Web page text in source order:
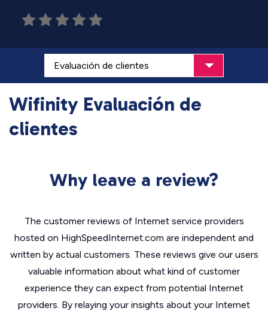
Wifinity Evaluación de
clientes
Why leave a review?
The customer reviews of Internet service providers
hosted on HighSpeedInternet.com are independent and
written by actual customers. These reviews give our users
valuable information about what kind of customer
experience they can expect from potential Internet
providers. By relaying your insights about your Internet